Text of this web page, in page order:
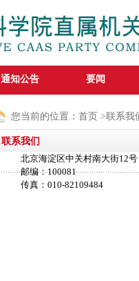
通知公告 要闻
您当前的位置： 首页 >联系我
联系我们
北京海淀区中关村南大街12号
邮编：100081
传真：010-82109484